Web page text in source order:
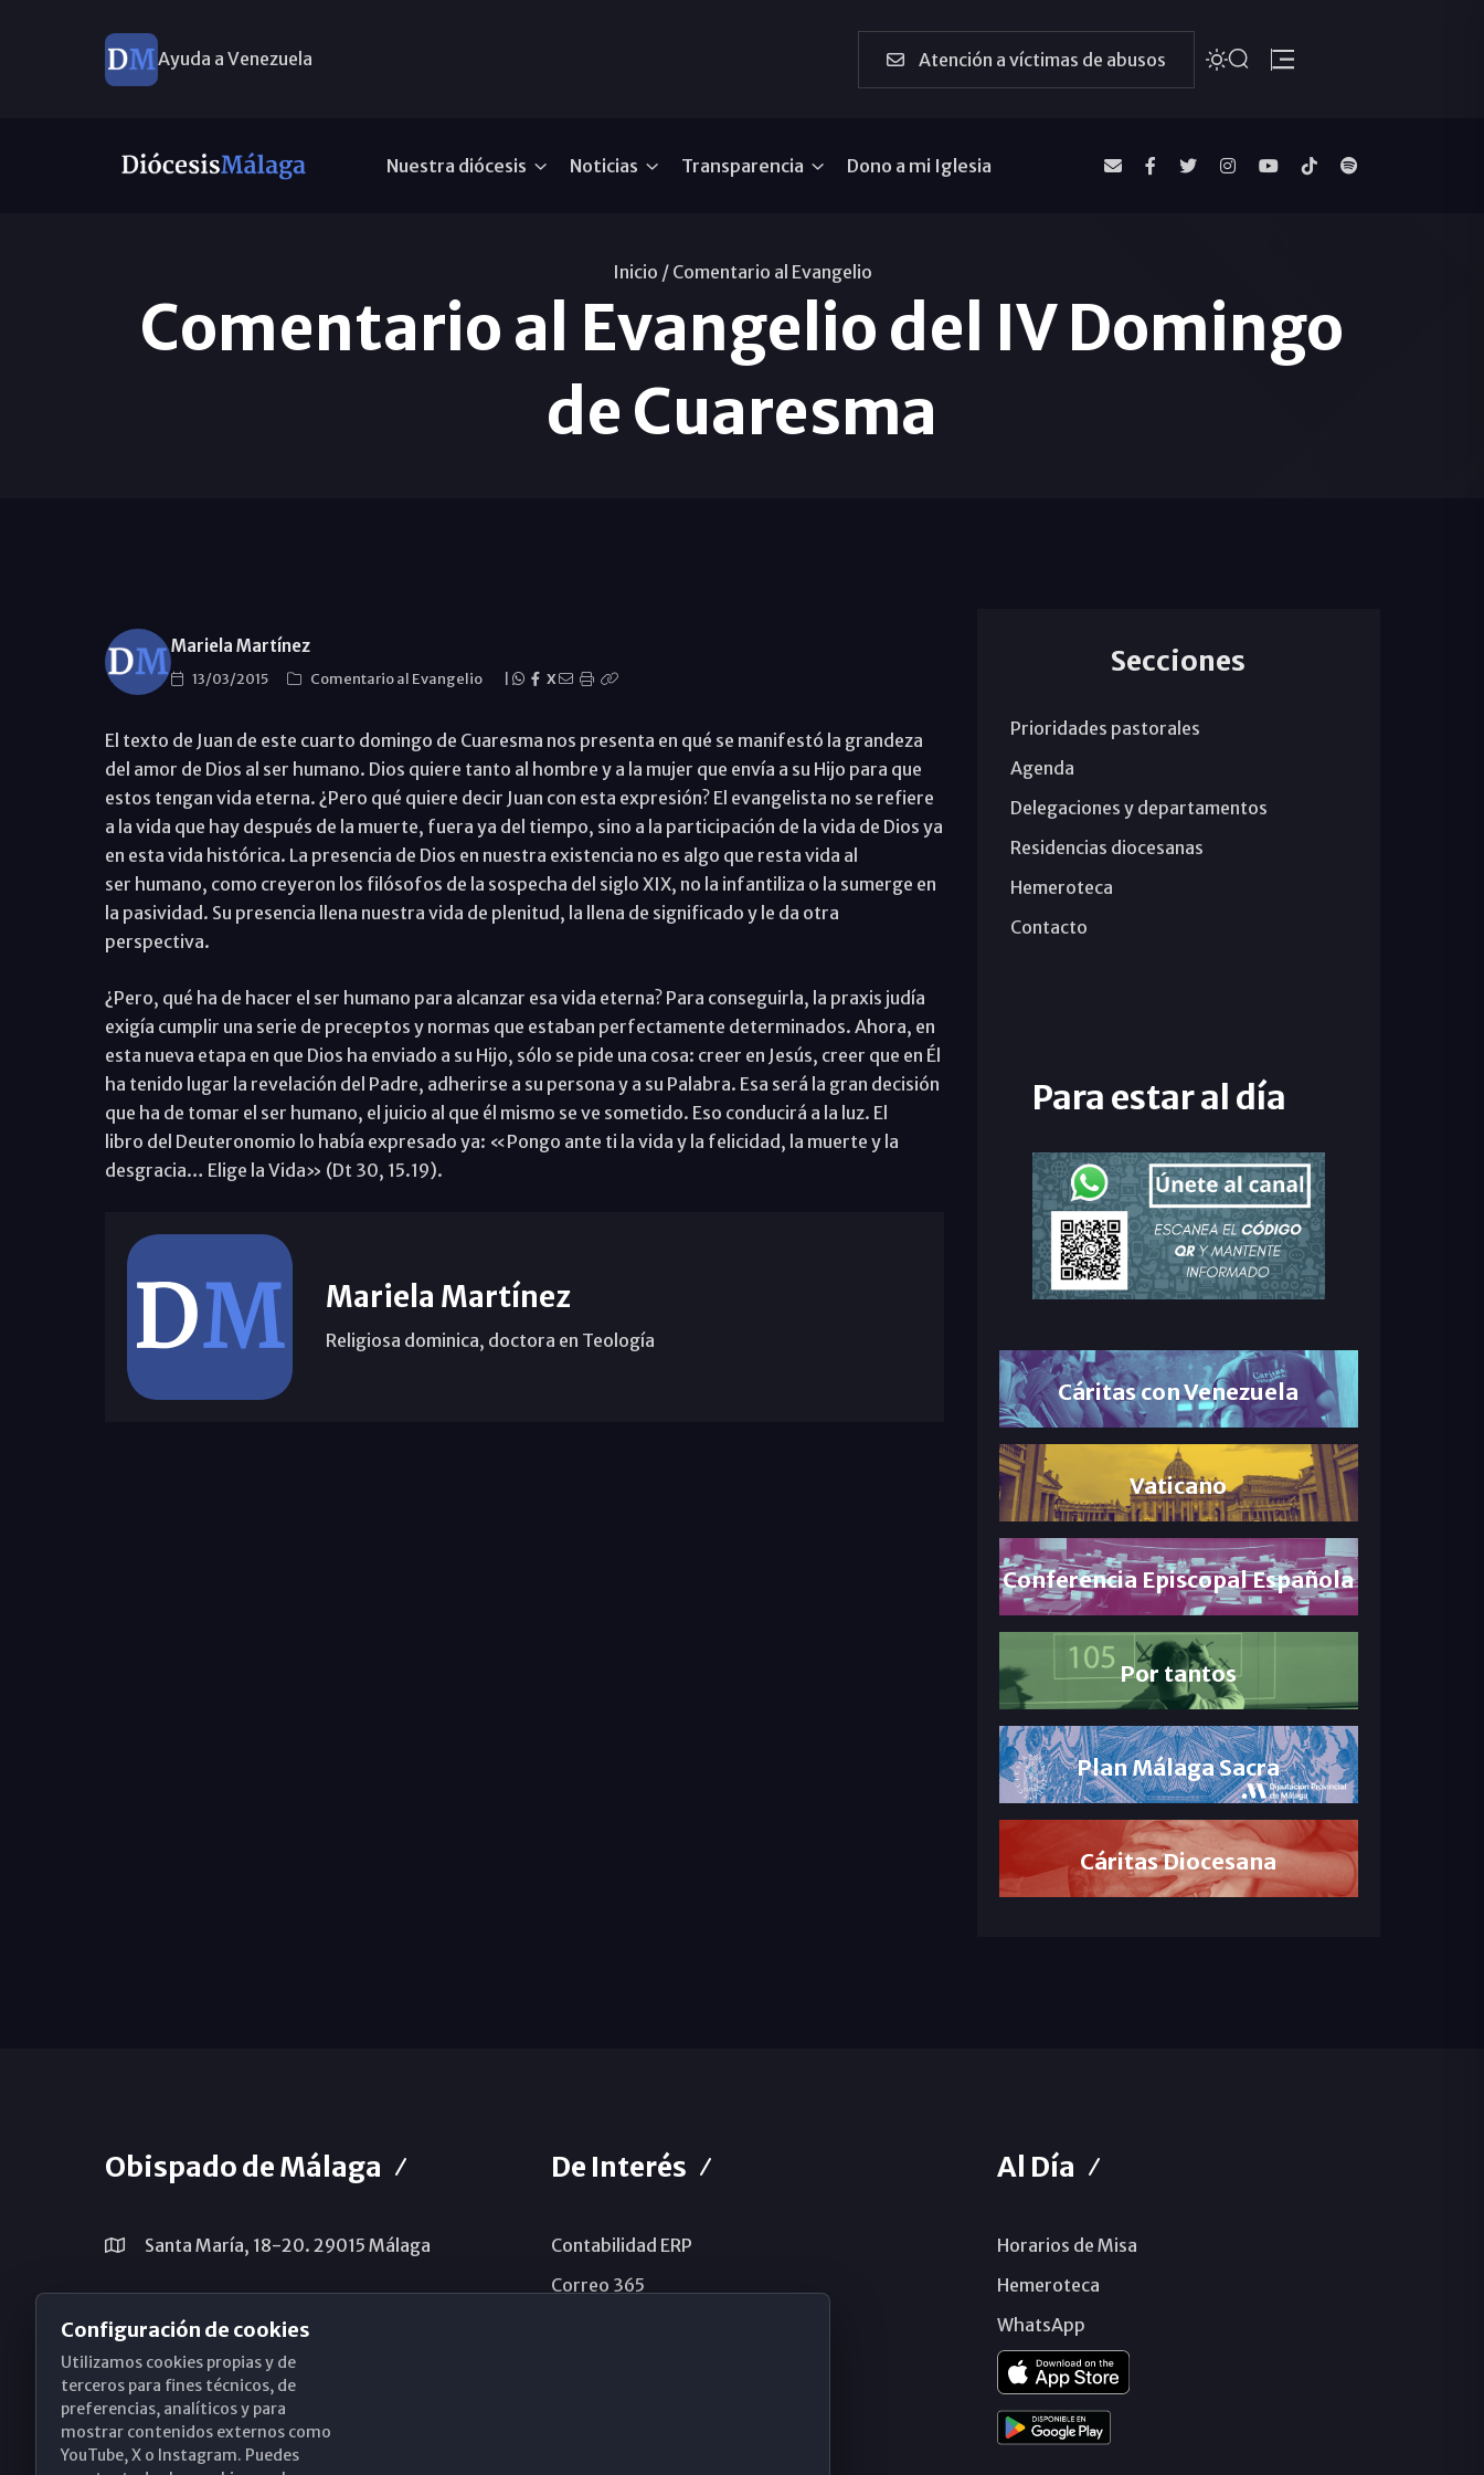
Ayuda a Venezuela Atención a víctimas de abusos
Nuestra diócesis Noticias Transparencia Dono a mi Iglesia
Inicio / Comentario al Evangelio
Comentario al Evangelio del IV Domingo
de Cuaresma
Mariela Martínez
13/03/2015 Comentario al Evangelio X
El texto de Juan de este cuarto domingo de Cuaresma nos presenta en qué se manifestó la grandeza
del amor de Dios al ser humano. Dios quiere tanto al hombre y a la mujer que envía a su Hijo para que
estos tengan vida eterna. ¿Pero qué quiere decir Juan con esta expresión? El evangelista no se refiere
a la vida que hay después de la muerte, fuera ya del tiempo, sino a la participación de la vida de Dios ya
en esta vida histórica. La presencia de Dios en nuestra existencia no es algo que resta vida al
ser humano, como creyeron los filósofos de la sospecha del siglo XIX, no la infantiliza o la sumerge en
la pasividad. Su presencia llena nuestra vida de plenitud, la llena de significado y le da otra
perspectiva.
¿Pero, qué ha de hacer el ser humano para alcanzar esa vida eterna? Para conseguirla, la praxis judía
exigía cumplir una serie de preceptos y normas que estaban perfectamente determinados. Ahora, en
esta nueva etapa en que Dios ha enviado a su Hijo, sólo se pide una cosa: creer en Jesús, creer que en Él
ha tenido lugar la revelación del Padre, adherirse a su persona y a su Palabra. Esa será la gran decisión
que ha de tomar el ser humano, el juicio al que él mismo se ve sometido. Eso conducirá a la luz. El
libro del Deuteronomio lo había expresado ya: «Pongo ante ti la vida y la felicidad, la muerte y la
desgracia… Elige la Vida» (Dt 30, 15.19).
Mariela Martínez
Religiosa dominica, doctora en Teología
Secciones
Prioridades pastorales
Agenda
Delegaciones y departamentos
Residencias diocesanas
Hemeroteca
Contacto
Para estar al día
Cáritas con Venezuela
Vaticano
Conferencia Episcopal Española
Por tantos
Plan Málaga Sacra
Cáritas Diocesana
Obispado de Málaga
Santa María, 18-20. 29015 Málaga
(+34) 952 224 386
obispado@diocesismalaga.es
De Interés
Contabilidad ERP
Correo 365
Al Día
Horarios de Misa
Hemeroteca
WhatsApp
Configuración de cookies
Utilizamos cookies propias y de
terceros para fines técnicos, de
preferencias, analíticos y para
mostrar contenidos externos como
YouTube, X o Instagram. Puedes